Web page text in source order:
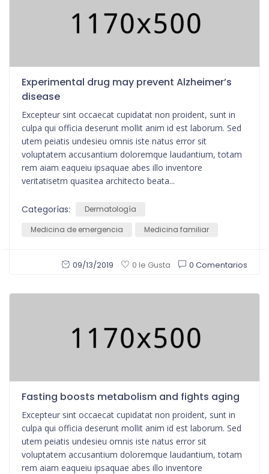
Experimental drug may prevent Alzheimer’s
disease
Excepteur sint occaecat cupidatat non proident, sunt in
culpa qui officia deserunt mollit anim id est laborum. Sed
utem peiatis undesieu omnis iste natus error sit
voluptatem accusantium doloremque laudantium, totam
rem aiam eaqueiu ipsaquae abes illo inventore
veritatisetm quasitea architecto beata...
Categorías:
Dermatología
Medicina de emergencia
Medicina familiar
09/13/2019 0 le Gusta 0 Comentarios
Fasting boosts metabolism and fights aging
Excepteur sint occaecat cupidatat non proident, sunt in
culpa qui officia deserunt mollit anim id est laborum. Sed
utem peiatis undesieu omnis iste natus error sit
voluptatem accusantium doloremque laudantium, totam
rem aiam eaqueiu ipsaquae abes illo inventore